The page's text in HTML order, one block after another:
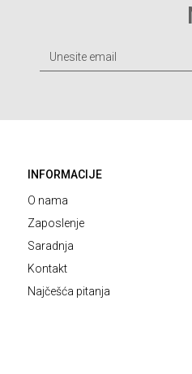
INFORMACIJE
O nama
Zaposlenje
Saradnja
Kontakt
Najčešća pitanja